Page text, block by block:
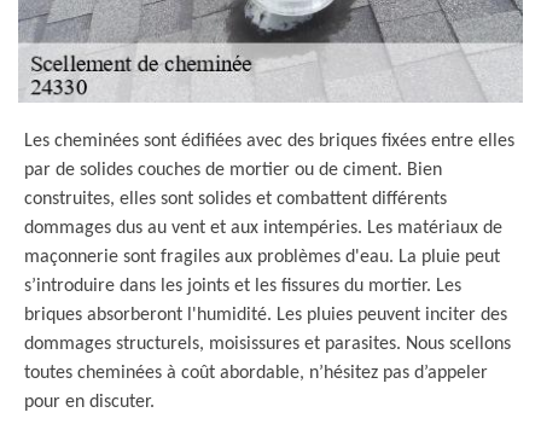
Les cheminées sont édifiées avec des briques fixées entre elles
par de solides couches de mortier ou de ciment. Bien
construites, elles sont solides et combattent différents
dommages dus au vent et aux intempéries. Les matériaux de
maçonnerie sont fragiles aux problèmes d'eau. La pluie peut
s’introduire dans les joints et les fissures du mortier. Les
briques absorberont l'humidité. Les pluies peuvent inciter des
dommages structurels, moisissures et parasites. Nous scellons
toutes cheminées à coût abordable, n’hésitez pas d’appeler
pour en discuter.